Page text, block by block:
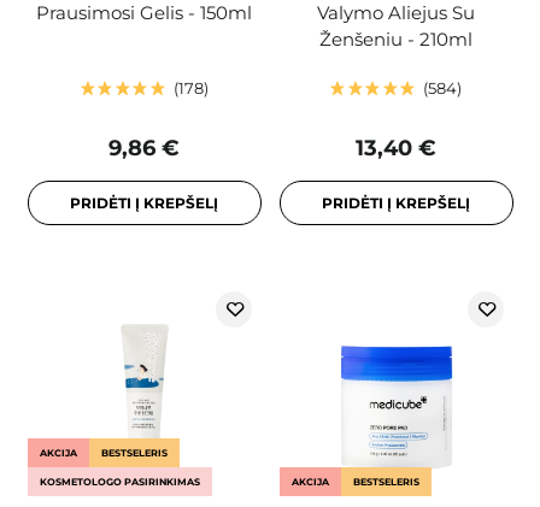
Prausimosi Gelis - 150ml
178
9,86 €
PRIDĖTI Į KREPŠELĮ
Valymo Aliejus Su
Ženšeniu - 210ml
584
13,40 €
PRIDĖTI Į KREPŠELĮ
AKCIJA BESTSELERIS
KOSMETOLOGO PASIRINKIMAS AKCIJA BESTSELERIS